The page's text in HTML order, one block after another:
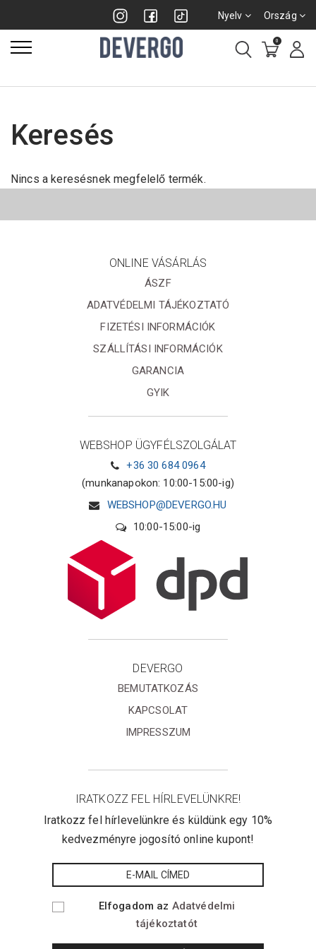
Nyelv Ország
0
Keresés
Nincs a keresésnek megfelelő termék.
ONLINE VÁSÁRLÁS
ÁSZF
ADATVÉDELMI TÁJÉKOZTATÓ
FIZETÉSI INFORMÁCIÓK
SZÁLLÍTÁSI INFORMÁCIÓK
GARANCIA
GYIK
WEBSHOP ÜGYFÉLSZOLGÁLAT
+36 30 684 0964
(munkanapokon: 10:00-15:00-ig)
WEBSHOP@DEVERGO.HU
10:00-15:00-ig
DEVERGO
BEMUTATKOZÁS
KAPCSOLAT
IMPRESSZUM
IRATKOZZ FEL HÍRLEVELÜNKRE!
Iratkozz fel hírlevelünkre és küldünk egy 10%
kedvezményre jogosító online kupont!
Elfogadom az Adatvédelmi
tájékoztatót